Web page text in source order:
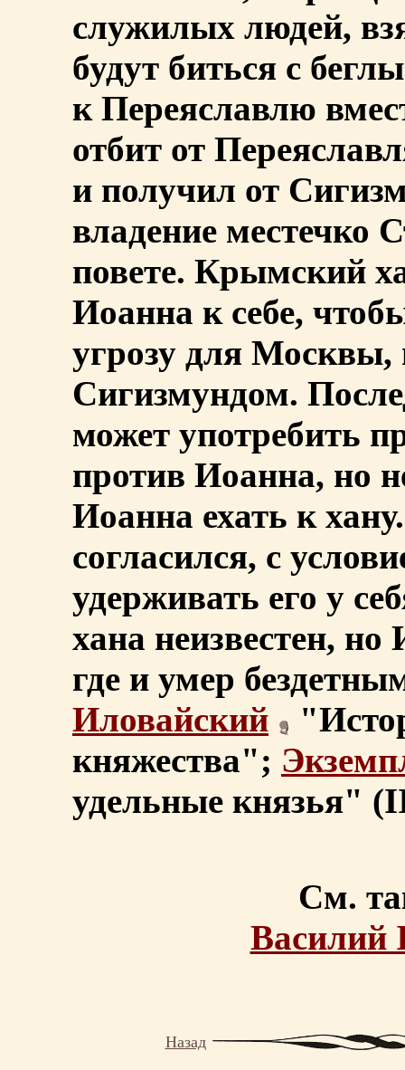
служилых людей,
будут биться с
к Переяславлю
отбит от
и получил от
владение местечко
повете. Крымский
Иоанна к себе,
угрозу для Москвы,
Сигизмундом.
может употребить
против Иоанна, но
Иоанна ехать к
согласился, с
удерживать его у
хана неизвестен,
где и умер
Иловайский
княжества";
удельные князья"
См.
Василий
Назад